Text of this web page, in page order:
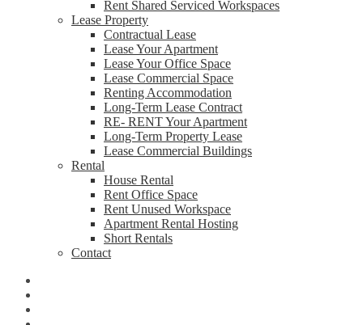
Rent Shared Serviced Workspaces
Lease Property
Contractual Lease
Lease Your Apartment
Lease Your Office Space
Lease Commercial Space
Renting Accommodation
Long-Term Lease Contract
RE- RENT Your Apartment
Long-Term Property Lease
Lease Commercial Buildings
Rental
House Rental
Rent Office Space
Rent Unused Workspace
Apartment Rental Hosting
Short Rentals
Contact